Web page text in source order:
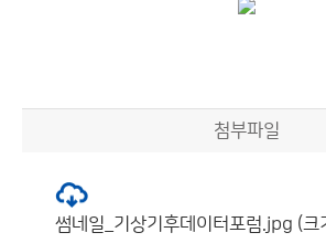
첨부파일
썸네일_기상기후데이터포럼.jpg (